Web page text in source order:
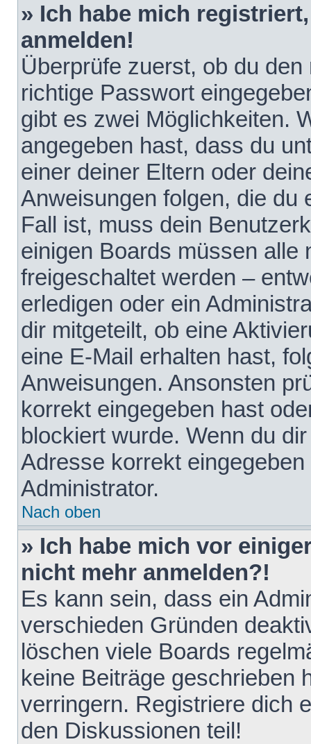
» Ich habe mich
anmelden!
Überprüfe zuerst, ob du
richtige Passwort
gibt es zwei Möglichkeiten.
angegeben hast, dass du
einer deiner Eltern oder
Anweisungen folgen, die du
Fall ist, muss dein
einigen Boards müssen alle
freigeschaltet werden –
erledigen oder ein
dir mitgeteilt, ob eine
eine E-Mail erhalten hast,
Anweisungen. Ansonsten
korrekt eingegeben hast
blockiert wurde. Wenn du
Adresse korrekt
Administrator.
Nach oben
» Ich habe mich vor
nicht mehr anmelden?!
Es kann sein, dass ein
verschieden Gründen
löschen viele Boards
keine Beiträge geschrieben
verringern. Registriere dich
den Diskussionen teil!